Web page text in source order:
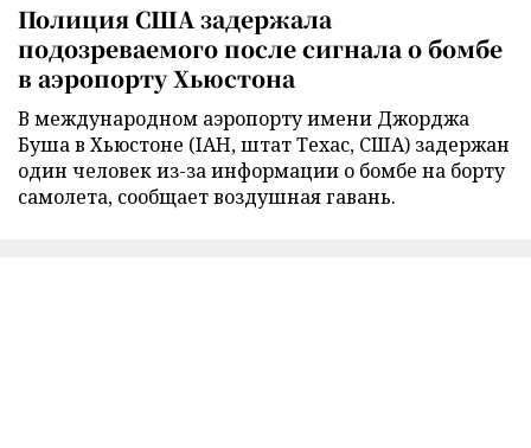
Полиция США задержала
подозреваемого после сигнала о бомбе
в аэропорту Хьюстона
В международном аэропорту имени Джорджа
Буша в Хьюстоне (IAH, штат Техас, США) задержан
один человек из-за информации о бомбе на борту
самолета, сообщает воздушная гавань.